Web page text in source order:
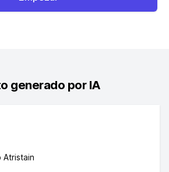
generado por IA
Atristain